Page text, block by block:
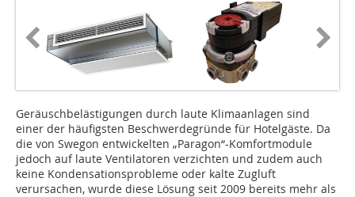
Geräuschbelästigungen durch laute Klimaanlagen sind
einer der häufigsten Beschwerdegründe für Hotelgäste. Da
die von Swegon entwickelten „Paragon“-Komfortmodule
jedoch auf laute Ventilatoren verzichten und zudem auch
keine Konden­sa­tions­pro­bleme oder kalte Zugluft
verursachen, wurde diese Lösung seit 2009 bereits mehr als